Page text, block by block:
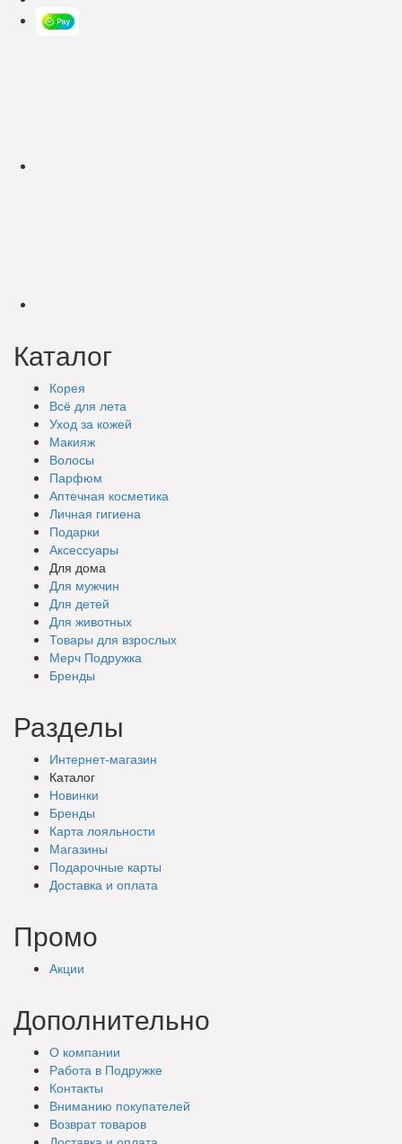
Каталог
Корея
Всё для лета
Уход за кожей
Макияж
Волосы
Парфюм
Аптечная косметика
Личная гигиена
Подарки
Аксессуары
Для дома
Для мужчин
Для детей
Для животных
Товары для взрослых
Мерч Подружка
Бренды
Разделы
Интернет-магазин
Каталог
Новинки
Бренды
Карта лояльности
Магазины
Подарочные карты
Доставка и оплата
Промо
Акции
Дополнительно
О компании
Работа в Подружке
Контакты
Вниманию покупателей
Возврат товаров